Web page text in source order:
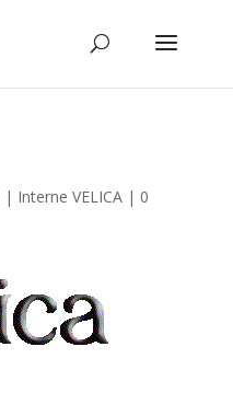
| Interne VELICA| 0